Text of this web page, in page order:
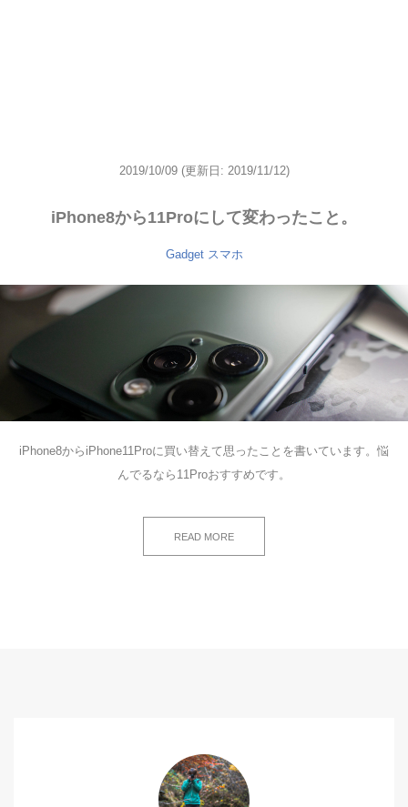
2019/10/09 (更新日: 2019/11/12)
iPhone8から11Proにして変わったこと。
Gadget スマホ
iPhone8からiPhone11Proに買い替えて思ったことを書いています。悩
んでるなら11Proおすすめです。
READ MORE